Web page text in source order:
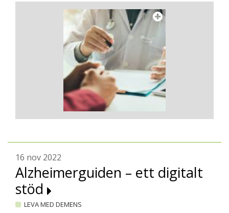
16 nov 2022
Alzheimerguiden – ett digitalt
stöd
LEVA MED DEMENS